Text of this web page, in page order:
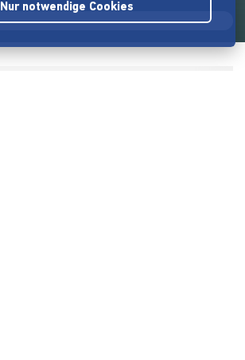
Nur notwendige Cookies